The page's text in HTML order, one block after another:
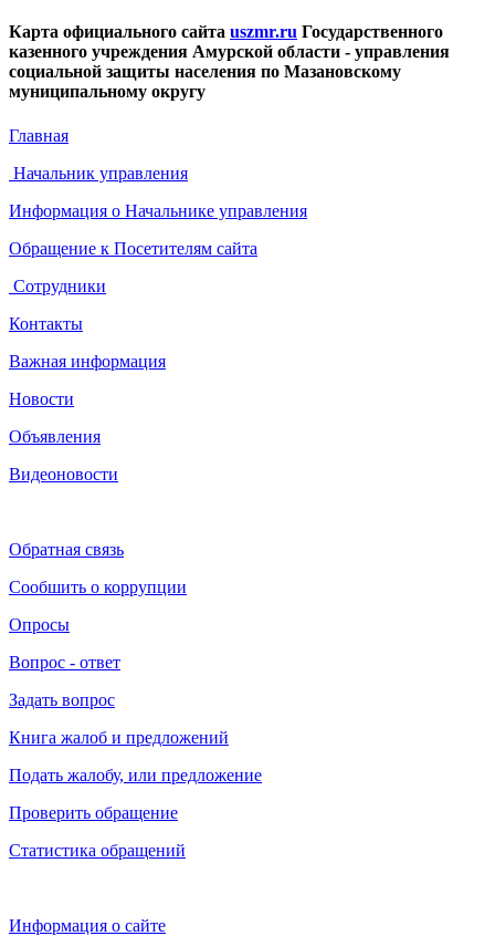
Карта официального сайта uszmr.ru Государственного
казенного учреждения Амурской области - управления
социальной защиты населения по Мазановскому
муниципальному округу
Главная
Начальник управления
Информация о Начальнике управления
Обращение к Посетителям сайта
Сотрудники
Контакты
Важная информация
Новости
Объявления
Видеоновости
Обратная связь
Сообшить о коррупции
Опросы
Вопрос - ответ
Задать вопрос
Книга жалоб и предложений
Подать жалобу, или предложение
Проверить обращение
Статистика обращений
Информация о сайте